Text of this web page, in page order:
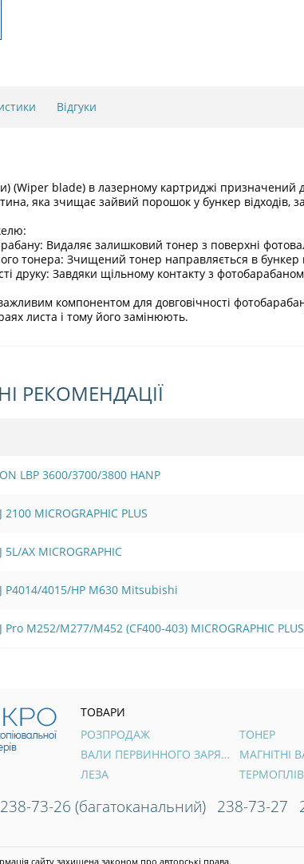
Відгуки
(Wiper blade) в лазерному картриджі
яка зчищає зайвий порошок у бункер відходів,
Видаляє залишковий тонер з поверхні
тонера: Зчищений тонер направляється в
друку: Завдяки щільному контакту з
компонентом для довговічності
листа і тому його замінюють.
РЕКОМЕНДАЦІЇ
LBP 3600/3700/3800 HANP
MICROGRAPHIC PLUS
AX MICROGRAPHIC
P4014/4015/HP M630 Mitsubishi
M252/M277/M452 (CF400-403) MICROGRAPHIC PLUS
ТОВАРИ
РОЗПРОДАЖ
ТОНЕР
ВАЛИ ПЕРВИННОГО ЗАРЯДУ
ЛЕЗА
238-73-26 (багатоканальний) 238-73-27
сайту захищена законом про авторські права.